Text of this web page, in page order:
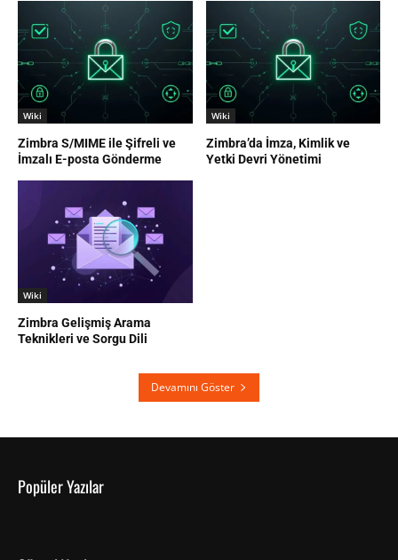
Wiki
Zimbra S/MIME ile Şifreli ve
İmzalı E-posta Gönderme
Wiki
Zimbra’da İmza, Kimlik ve
Yetki Devri Yönetimi
Wiki
Zimbra Gelişmiş Arama
Teknikleri ve Sorgu Dili
Devamını Göster
Popüler Yazılar